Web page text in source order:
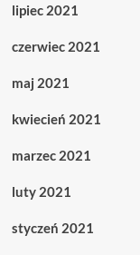
lipiec 2021
czerwiec 2021
maj 2021
kwiecień 2021
marzec 2021
luty 2021
styczeń 2021